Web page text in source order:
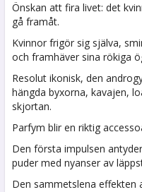
Önskan att fira livet: det
gå framåt.
Kvinnor frigör sig själva,
och framhäver sina rökiga
Resolut ikonisk, den
hängda byxorna, kavajen,
skjortan.
Parfym blir en riktig
Den första impulsen
puder med nyanser av
Den sammetslena effekten